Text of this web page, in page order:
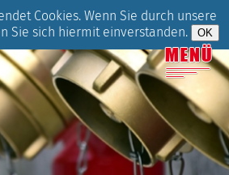
Cookies. Wenn Sie durch unsere
Sie sich hiermit einverstanden.